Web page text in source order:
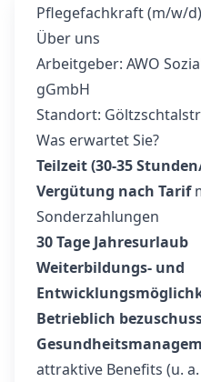
Pflegefachkraft (m/w/d)
Über uns
Arbeitgeber: AWO
gGmbH
Standort:
Was erwartet Sie?
Teilzeit (30-35
Vergütung nach Tarif
Sonderzahlungen
30 Tage Jahresurlaub
Weiterbildungs- und
Betrieblich
attraktive Benefits (u. a.